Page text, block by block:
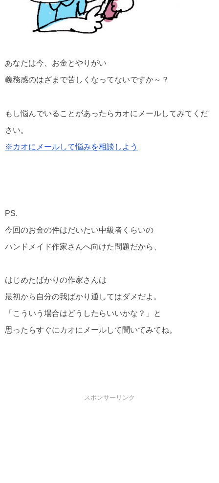
あなたは今、お金とやりがい
義務感のはざまで苦しくなってないですか～？
もし悩んでいることがあったらカオにメールしてみてくだ
さい。
※カオにメールして悩みを相談しよう
PS.
今回のお金の件はだいたい中級者くらいの
ハンドメイド作家さんへ向けた問題だから、
はじめたばかりの作家さんは
最初から自分の我ばかり通してはダメだよ。
「こういう場合はどうしたらいいかな？」と
思ったらすぐにカオにメールして聞いてみてね。
スポンサーリンク